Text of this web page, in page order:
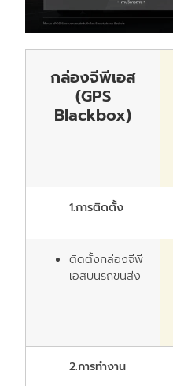
กล่องจีพีเอส
(GPS
Blackbox)
1.การติดตั้ง
ติดตั้งกล่องจีพี
เอสบนรถขนส่ง
2.การทำงาน